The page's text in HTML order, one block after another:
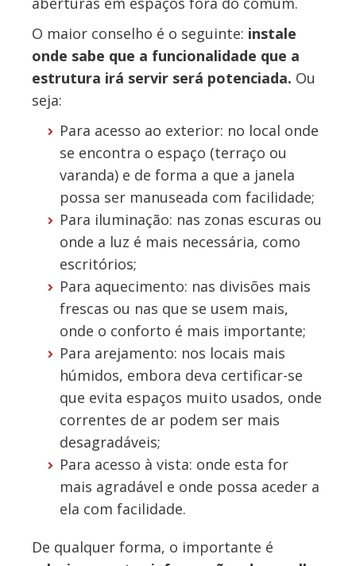
O maior conselho é o seguinte: instale
onde sabe que a funcionalidade que a
estrutura irá servir será potenciada. Ou
seja:
Para acesso ao exterior: no local onde
se encontra o espaço (terraço ou
varanda) e de forma a que a janela
possa ser manuseada com facilidade;
Para iluminação: nas zonas escuras ou
onde a luz é mais necessária, como
escritórios;
Para aquecimento: nas divisões mais
frescas ou nas que se usem mais,
onde o conforto é mais importante;
Para arejamento: nos locais mais
húmidos, embora deva certificar-se
que evita espaços muito usados, onde
correntes de ar podem ser mais
desagradáveis;
Para acesso à vista: onde esta for
mais agradável e onde possa aceder a
ela com facilidade.
De qualquer forma, o importante é